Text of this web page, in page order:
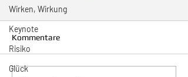
Wirken, Wirkung
Keynote
Risiko
Glück
Kommentare